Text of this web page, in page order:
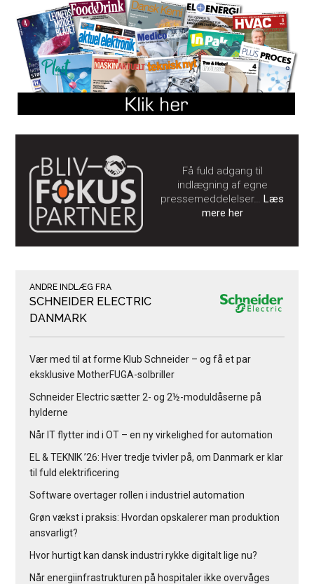
Få fuld adgang til
indlægning af egne
pressemeddelelser…Læs
mere her
ANDRE INDLÆG FRA
SCHNEIDER ELECTRIC
DANMARK
Vær med til at forme Klub Schneider – og få et par
eksklusive MotherFUGA-solbriller
Schneider Electric sætter 2- og 2½-moduldåserne på
hylderne
Når IT flytter ind i OT – en ny virkelighed for automation
EL & TEKNIK ’26: Hver tredje tvivler på, om Danmark er klar
til fuld elektrificering
Software overtager rollen i industriel automation
Grøn vækst i praksis: Hvordan opskalerer man produktion
ansvarligt?
Hvor hurtigt kan dansk industri rykke digitalt lige nu?
Når energiinfrastrukturen på hospitaler ikke overvåges